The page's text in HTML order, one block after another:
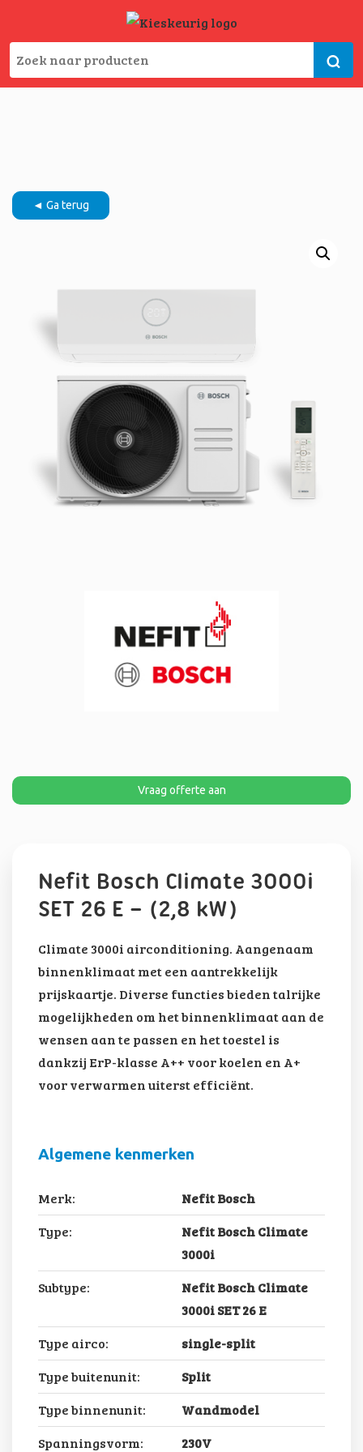
◄ Ga terug
Vraag offerte aan
Nefit Bosch Climate 3000i
SET 26 E – (2,8 kW)
Climate 3000i airconditioning. Aangenaam
binnenklimaat met een aantrekkelijk
prijskaartje. Diverse functies bieden talrijke
mogelijkheden om het binnenklimaat aan de
wensen aan te passen en het toestel is
dankzij ErP-klasse A++ voor koelen en A+
voor verwarmen uiterst efficiënt.
Algemene kenmerken
Merk:
Nefit Bosch
Type:
Nefit Bosch Climate
3000i
Subtype:
Nefit Bosch Climate
3000i SET 26 E
Type airco:
single-split
Type buitenunit:
Split
Type binnenunit:
Wandmodel
Spanningsvorm:
230V